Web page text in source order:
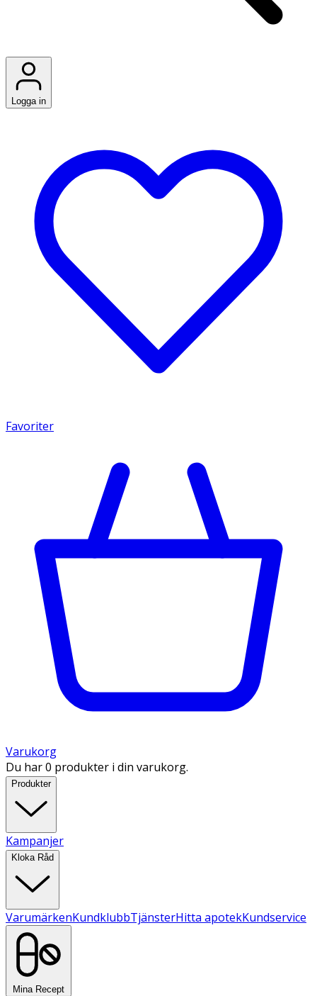
Logga in
Favoriter
Varukorg
Du har 0 produkter i din varukorg.
Produkter
Kampanjer
Kloka Råd
VarumärkenKundklubbTjänsterHitta apotekKundservice
Mina Recept